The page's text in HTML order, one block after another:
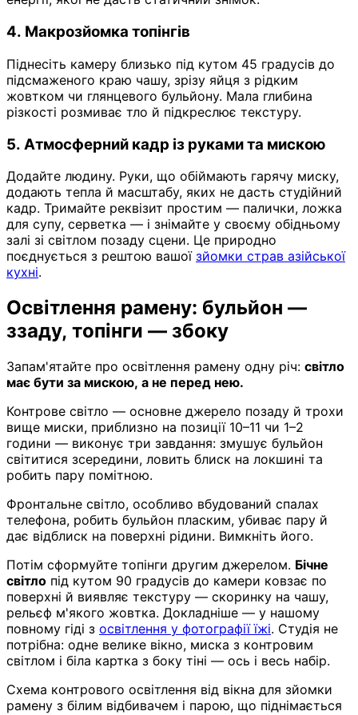
4. Макрозйомка топінгів
Піднесіть камеру близько під кутом 45 градусів до
підсмаженого краю чашу, зрізу яйця з рідким
жовтком чи глянцевого бульйону. Мала глибина
різкості розмиває тло й підкреслює текстуру.
5. Атмосферний кадр із руками та мискою
Додайте людину. Руки, що обіймають гарячу миску,
додають тепла й масштабу, яких не дасть студійний
кадр. Тримайте реквізит простим — палички, ложка
для супу, серветка — і знімайте у своєму обідньому
залі зі світлом позаду сцени. Це природно
поєднується з рештою вашої зйомки страв азійської
кухні.
Освітлення рамену: бульйон —
ззаду, топінги — збоку
Запам'ятайте про освітлення рамену одну річ: світло
має бути за мискою, а не перед нею.
Контрове світло — основне джерело позаду й трохи
вище миски, приблизно на позиції 10–11 чи 1–2
години — виконує три завдання: змушує бульйон
світитися зсередини, ловить блиск на локшині та
робить пару помітною.
Фронтальне світло, особливо вбудований спалах
телефона, робить бульйон пласким, убиває пару й
дає відблиск на поверхні рідини. Вимкніть його.
Потім сформуйте топінги другим джерелом. Бічне
світло під кутом 90 градусів до камери ковзає по
поверхні й виявляє текстуру — скоринку на чашу,
рельєф м'якого жовтка. Докладніше — у нашому
повному гіді з освітлення у фотографії їжі. Студія не
потрібна: одне велике вікно, миска з контровим
світлом і біла картка з боку тіні — ось і весь набір.
Схема контрового освітлення від вікна для зйомки
рамену з білим відбивачем і парою, що піднімається